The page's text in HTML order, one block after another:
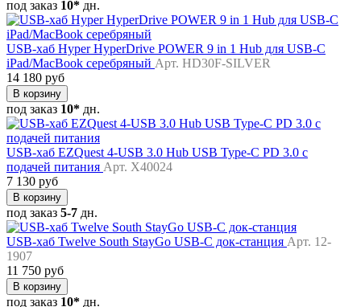
под заказ 10* дн.
USB-хаб Hyper HyperDrive POWER 9 in 1 Hub для USB-C
iPad/MacBook серебряный Арт. HD30F-SILVER
14 180 руб
В корзину
под заказ 10* дн.
USB-хаб EZQuest 4-USB 3.0 Hub USB Type-C PD 3.0 с
подачей питания Арт. X40024
7 130 руб
В корзину
под заказ 5-7 дн.
USB-хаб Twelve South StayGo USB-C док-станция Арт. 12-
1907
11 750 руб
В корзину
под заказ 10* дн.